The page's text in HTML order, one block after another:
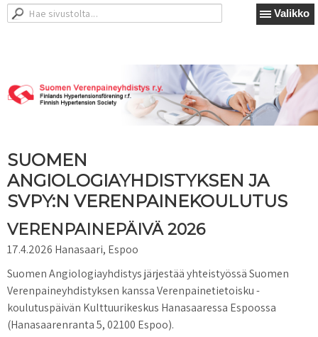
Valikko
SUOMEN
ANGIOLOGIAYHDISTYKSEN JA
SVPY:N VERENPAINEKOULUTUS
VERENPAINEPÄIVÄ 2026
17.4.2026 Hanasaari, Espoo
Suomen Angiologiayhdistys järjestää yhteistyössä Suomen
Verenpaineyhdistyksen kanssa Verenpainetietoisku -
koulutuspäivän Kulttuurikeskus Hanasaaressa Espoossa
(Hanasaarenranta 5, 02100 Espoo).